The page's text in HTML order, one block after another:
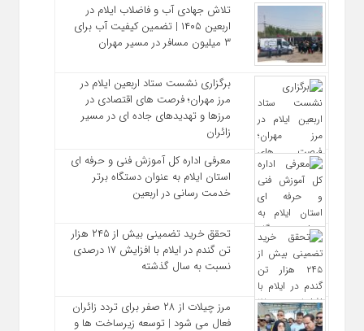
تلاش جهادی آب و فاضلاب ایلام در
اربعین ۱۴۰۵ | تضمین کیفیت آب برای
۳ میلیون مسافر در مسیر مهران
برگزاری نشست ستاد اربعین ایلام در
مرز مهران؛ فرصت‌ های اقتصادی در
مرزها و تهدیدهای جاده‌ ای در مسیر
زائران
معرفی اداره کل آموزش فنی و حرفه‌ ای
استان ایلام به‌ عنوان دستگاه برتر
خدمت‌ رسانی در اربعین
تحقق خرید تضمینی بیش از ۲۴۵ هزار
تن گندم در ایلام با افزایش ۱۷ درصدی
نسبت به سال گذشته
مرز چیلات از ۲۸ صفر برای تردد زائران
فعال می‌ شود | توسعه زیرساخت‌ ها و